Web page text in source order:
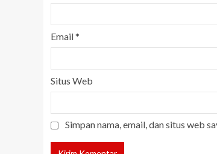
Email*
Situs Web
Simpan nama, email, dan situs web